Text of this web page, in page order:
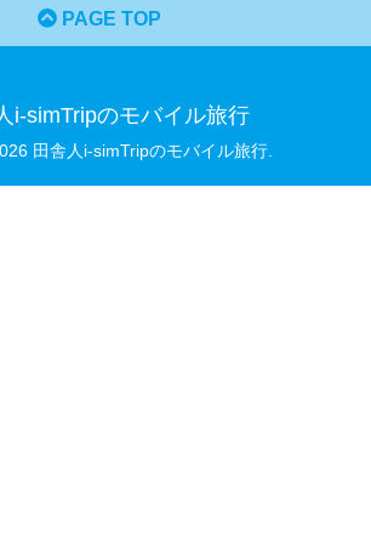
PAGE TOP
i-simTripのモバイル旅行
田舎人i-simTripのモバイル旅行.